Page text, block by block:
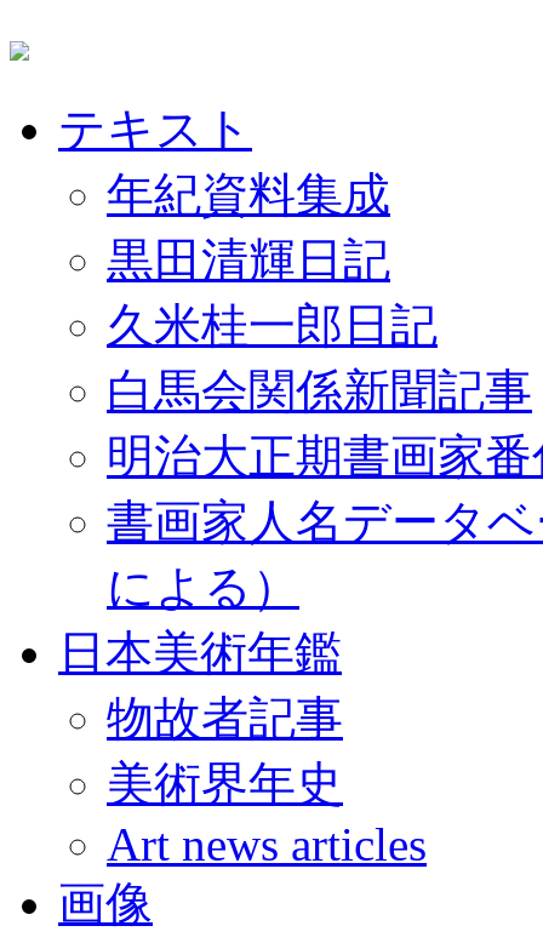
テキスト
年紀資料集成
黒田清輝日記
久米桂一郎日記
白馬会関係新聞記事
明治大正期書画家
書画家人名データ
による）
日本美術年鑑
物故者記事
美術界年史
Art news articles
画像